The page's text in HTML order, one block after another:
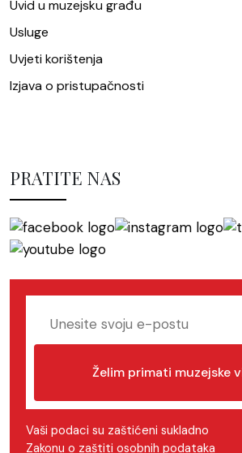
Uvid u muzejsku građu
Usluge
Uvjeti korištenja
Izjava o pristupačnosti
PRATITE NAS
Želim primati muzejske
Vaši podaci su zaštićeni sukladno
Zakonu o zaštiti osobnih podataka